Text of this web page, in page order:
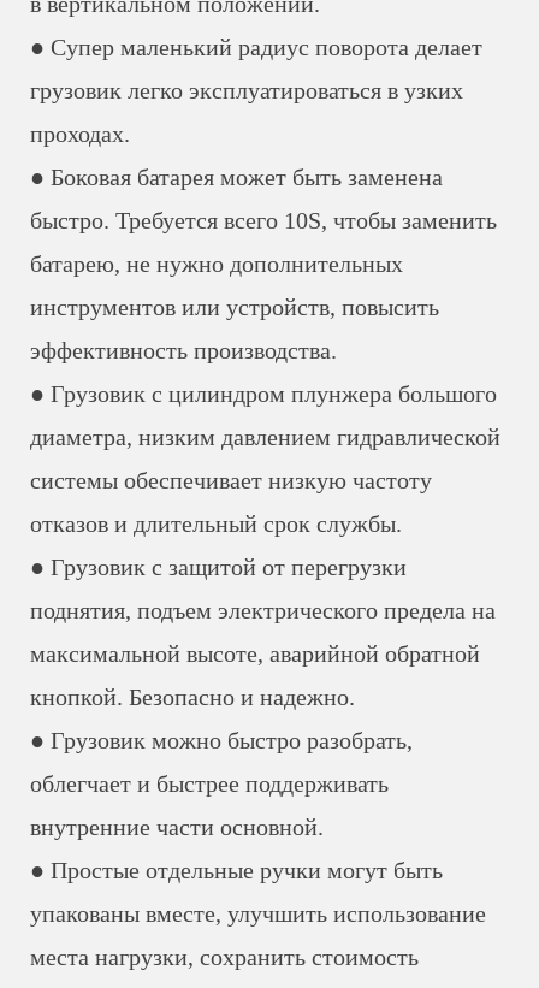
● Супер маленький радиус поворота делает
грузовик легко эксплуатироваться в узких
проходах.
● Боковая батарея может быть заменена
быстро. Требуется всего 10S, чтобы заменить
батарею, не нужно дополнительных
инструментов или устройств, повысить
эффективность производства.
● Грузовик с цилиндром плунжера большого
диаметра, низким давлением гидравлической
системы обеспечивает низкую частоту
отказов и длительный срок службы.
● Грузовик с защитой от перегрузки
поднятия, подъем электрического предела на
максимальной высоте, аварийной обратной
кнопкой. Безопасно и надежно.
● Грузовик можно быстро разобрать,
облегчает и быстрее поддерживать
внутренние части основной.
● Простые отдельные ручки могут быть
упакованы вместе, улучшить использование
места нагрузки, сохранить стоимость